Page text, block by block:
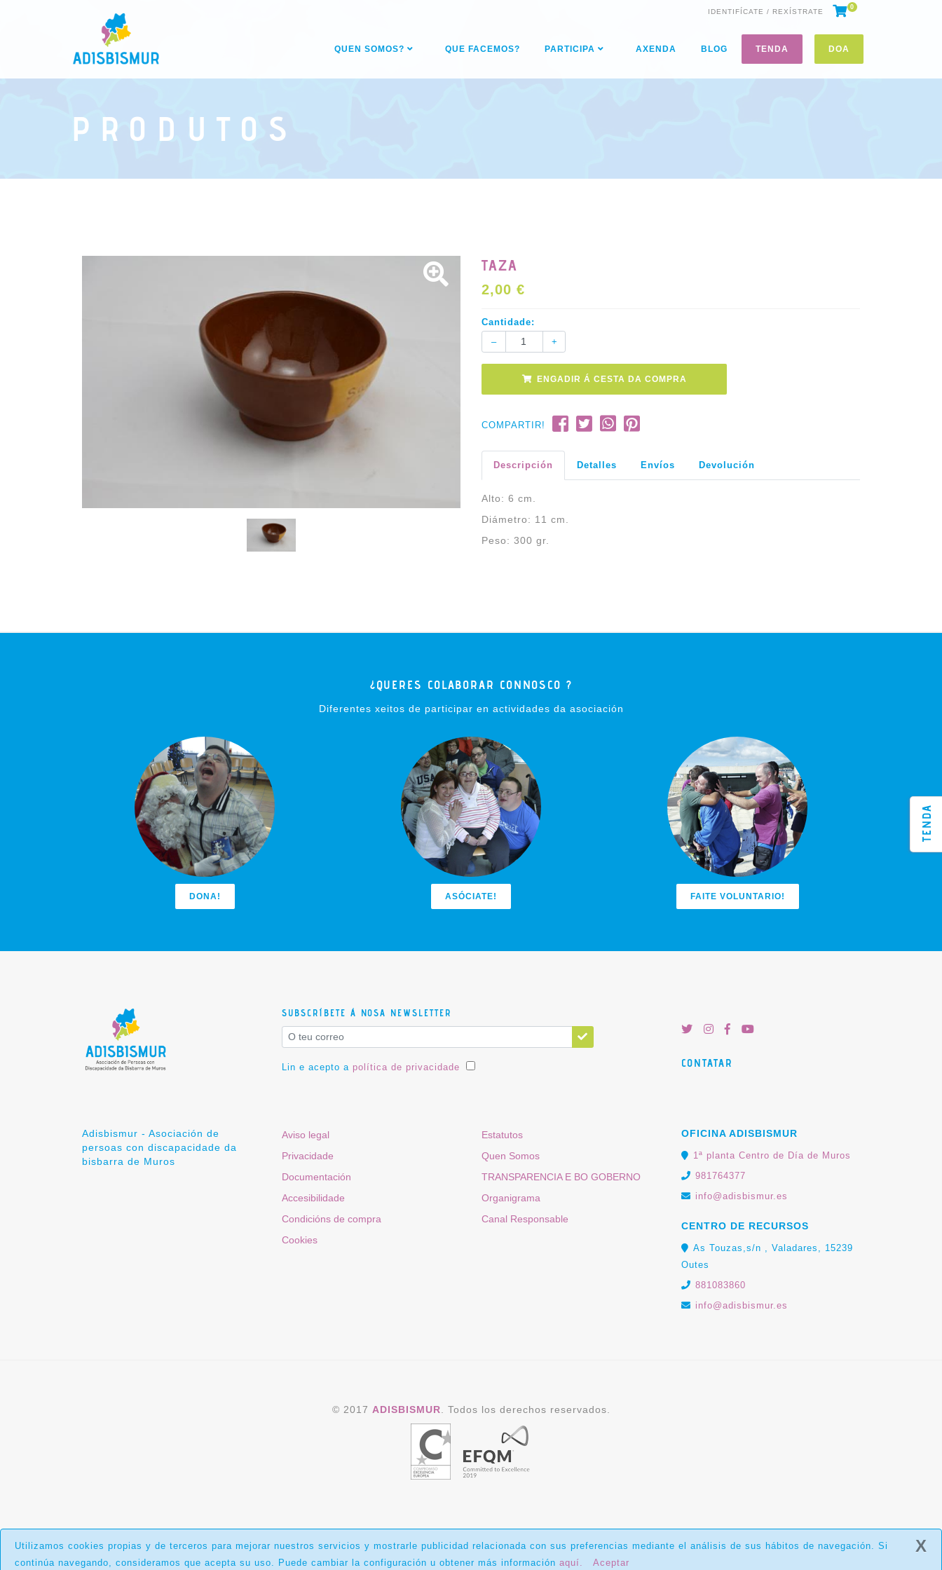
IDENTIFÍCATE / REXÍSTRATE
0
QUEN SOMOS? QUE FACEMOS? PARTICIPA AXENDA BLOG TENDA DOA
TENDA
PRODUTOS
TAZA
2,00 €
Cantidade:
ENGADIR Á CESTA DA COMPRA
COMPARTIR!
Descripción Detalles Envíos Devolución
Alto: 6 cm.
Diámetro: 11 cm.
Peso: 300 gr.
¿QUERES COLABORAR CONNOSCO ?
Diferentes xeitos de participar en actividades da asociación
DONA! ASÓCIATE! FAITE VOLUNTARIO!
SUBSCRÍBETE Á NOSA NEWSLETTER
Lin e acepto a política de privacidade CONTATAR
Adisbismur - Asociación de
persoas con discapacidade da
bisbarra de Muros
Aviso legal
Privacidade
Documentación
Accesibilidade
Condicións de compra
Cookies
Estatutos
Quen Somos
TRANSPARENCIA E BO GOBERNO
Organigrama
Canal Responsable
OFICINA ADISBISMUR
1ª planta Centro de Día de Muros
981764377
info@adisbismur.es
CENTRO DE RECURSOS
As Touzas,s/n , Valadares, 15239
Outes
881083860
info@adisbismur.es
© 2017 ADISBISMUR . Todos los derechos reservados.
X
Utilizamos cookies propias y de terceros para mejorar nuestros servicios y mostrarle publicidad relacionada con sus preferencias mediante el análisis de sus hábitos de navegación. Si
continúa navegando, consideramos que acepta su uso. Puede cambiar la configuración u obtener más información aquí. Aceptar